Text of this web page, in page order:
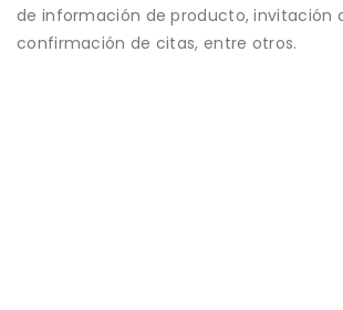
de información de producto, invitación
confirmación de citas, entre otros.